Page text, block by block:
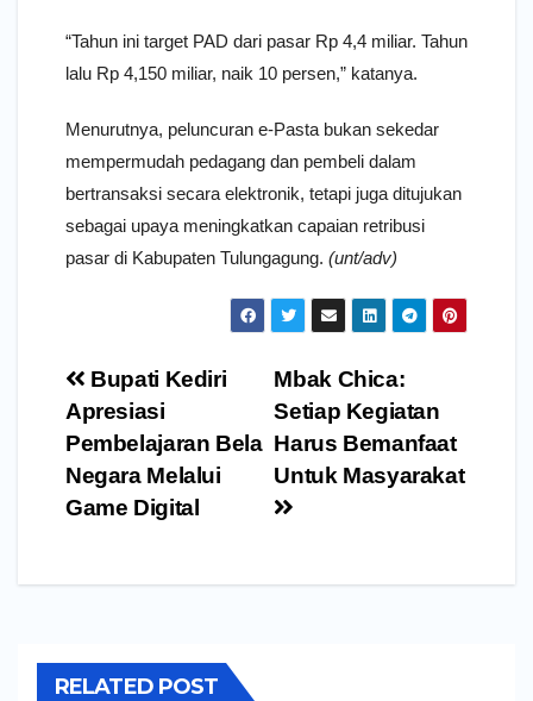
“Tahun ini target PAD dari pasar Rp 4,4 miliar. Tahun
lalu Rp 4,150 miliar, naik 10 persen,” katanya.
Menurutnya, peluncuran e-Pasta bukan sekedar
mempermudah pedagang dan pembeli dalam
bertransaksi secara elektronik, tetapi juga ditujukan
sebagai upaya meningkatkan capaian retribusi
pasar di Kabupaten Tulungagung. (unt/adv)
Navigasi
pos
Mbak Chica:
Setiap Kegiatan
Harus Bemanfaat
Untuk Masyarakat
Bupati Kediri
Apresiasi
Pembelajaran Bela
Negara Melalui
Game Digital
RELATED POST